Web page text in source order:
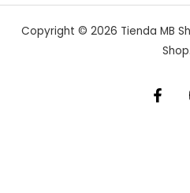
Copyright © 2026 Tienda MB
Shop.